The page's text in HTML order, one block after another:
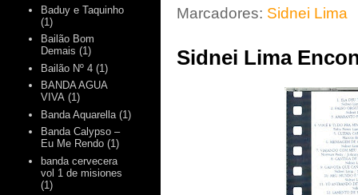
Marcadores: Sidnei Lima
Sidnei Lima
Baduy e Taquinho
(1)
Bailão Bom
Demais (1)
Bailão Nº 4 (1)
BANDA AGUA
VIVA (1)
Banda Aquarella (1)
Banda Calypso –
Eu Me Rendo (1)
banda cervecera
vol 1 de misiones
(1)